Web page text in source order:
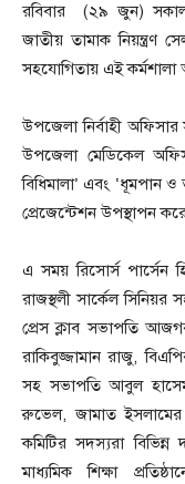
রবিবার (২৯ জুন)
জাতীয় তামাক নিয়ন্ত্রণ
সহযোগিতায় এই কর্মশালা
উপজেলা নির্বাহী অফিসার
উপজেলা মেডিকেল
বিধিমালা’ এবং ‘ধূমপান ও
প্রেজেন্টেশন উপস্থাপন
এ সময় রিসোর্স পার্সেন
রাজস্থলী সার্কেল
প্রেস ক্লাব সভাপতি
রাকিবুজ্জামান রাজু,
সহ সভাপতি আবুল
রুভেল, জামাত
কমিটির সদস্যরা বিভিন্ন
মাধ্যমিক শিক্ষা